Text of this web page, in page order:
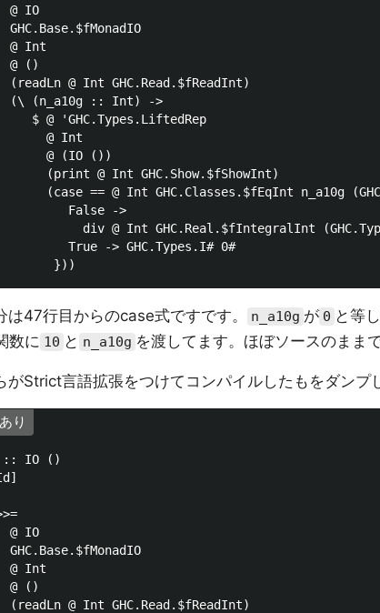
IO
Int
()
@ Int GHC.Read.$fReadInt)
(n_a10g :: Int) ->
$ @ 'GHC.Types.LiftedRep
@ Int
@ (IO ())
(print @ Int GHC.Show.$fShowInt)
(case == @ Int GHC.Classes.$fEqInt n_a10g
False ->
div @ Int GHC.Real.$fIntegralInt
True -> GHC.Types.I# 0#
は47行目からのcase式ですです。 n_a10g が 0 と等
数に 10 と n_a10g を渡してます。ほぼソースのままで
がStrict言語拡張をつけてコンパイルしたもをダンプ
り
:: IO ()
IO
Int
()
@ Int GHC.Read.$fReadInt)